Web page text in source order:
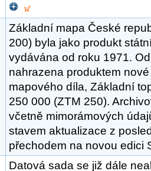
Základní mapa České
200) byla jako produkt
vydávána od roku 1971.
nahrazena produktem
mapového díla, Základní
250 000 (ZTM 250).
včetně mimorámových
stavem aktualizace z
přechodem na novou edici
Datová sada se již dále